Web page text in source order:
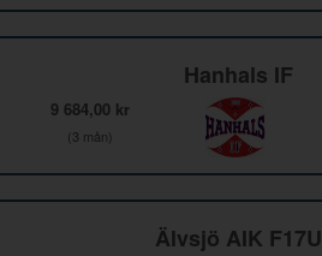
Hanhals IF
9 684,00 kr
(3 mån)
Älvsjö AIK F17U